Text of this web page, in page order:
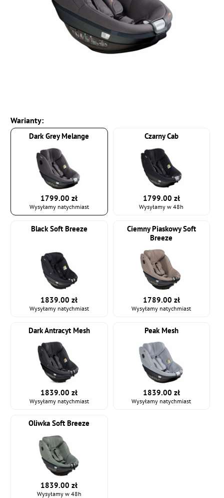
Warianty:
Dark Grey Melange
1799.00 zł
Wysyłamy natychmiast
Czarny Cab
1799.00 zł
Wysyłamy w 48h
Black Soft Breeze
1839.00 zł
Wysyłamy natychmiast
Ciemny Piaskowy Soft
Breeze
1789.00 zł
Wysyłamy natychmiast
Dark Antracyt Mesh
1839.00 zł
Wysyłamy natychmiast
Peak Mesh
1839.00 zł
Wysyłamy natychmiast
Oliwka Soft Breeze
1839.00 zł
Wysyłamy w 48h